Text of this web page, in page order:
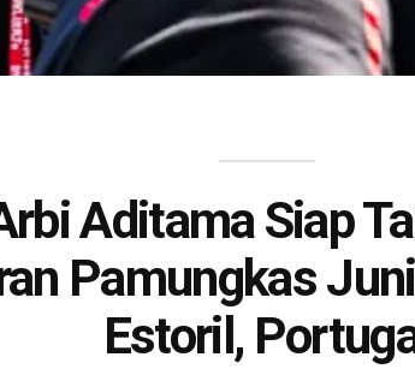
Aditama Siap
Pamungkas
Estoril,